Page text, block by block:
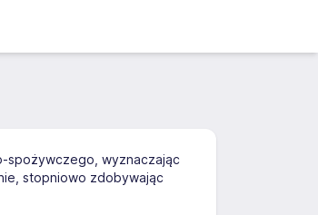
spożywczego, wyznaczając
stopniowo zdobywając